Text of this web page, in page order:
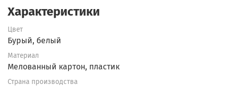
Характеристики
Цвет
Бурый, белый
Материал
Мелованный картон, пластик
Страна производства